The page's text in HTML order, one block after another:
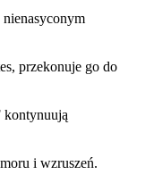
przekonuje go do
kontynuują
i wzruszeń.